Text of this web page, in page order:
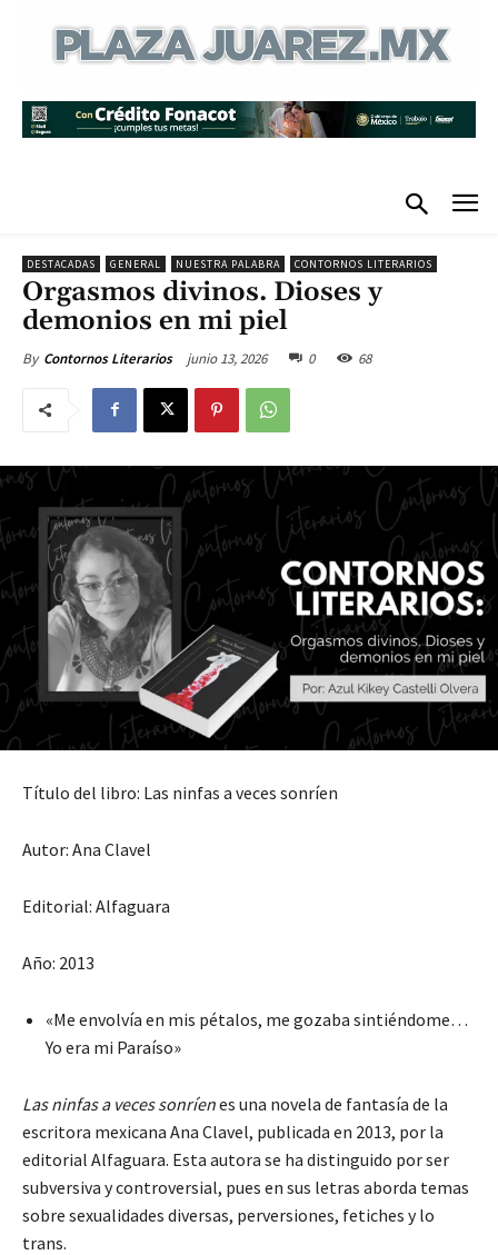
DESTACADAS GENERAL NUESTRA PALABRA CONTORNOS LITERARIOS
Orgasmos divinos. Dioses y
demonios en mi piel
By Contornos Literarios junio 13, 2026 0 68
Título del libro: Las ninfas a veces sonríen
Autor: Ana Clavel
Editorial: Alfaguara
Año: 2013
«Me envolvía en mis pétalos, me gozaba sintiéndome…
Yo era mi Paraíso»
Las ninfas a veces sonríenes una novela de fantasía de la
escritora mexicana Ana Clavel, publicada en 2013, por la
editorial Alfaguara. Esta autora se ha distinguido por ser
subversiva y controversial, pues en sus letras aborda temas
sobre sexualidades diversas, perversiones, fetiches y lo
trans.